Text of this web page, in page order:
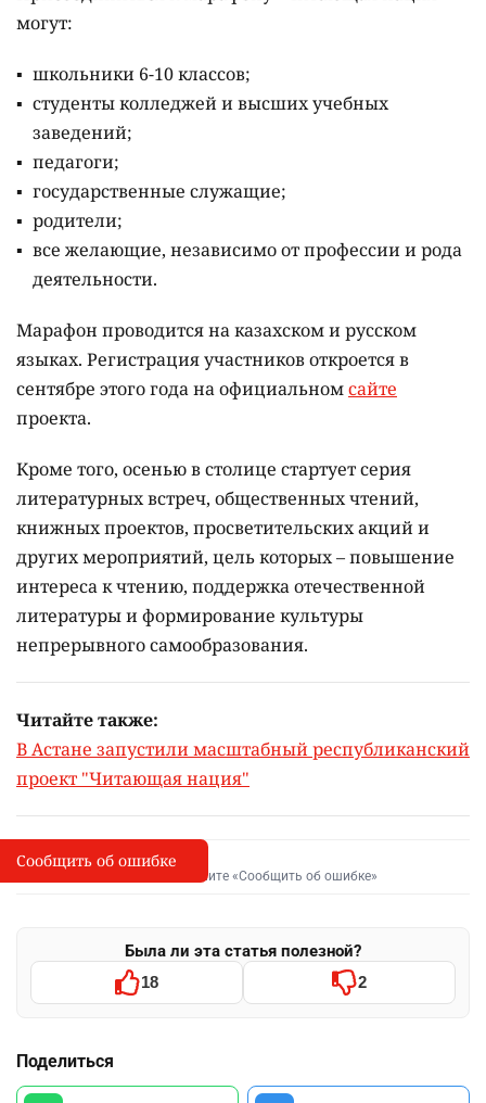
могут:
школьники 6-10 классов;
студенты колледжей и высших учебных
заведений;
педагоги;
государственные служащие;
родители;
все желающие, независимо от профессии и рода
деятельности.
Марафон проводится на казахском и русском
языках. Регистрация участников откроется в
сентябре этого года на официальномсайте
проекта.
Кроме того, осенью в столице стартует серия
литературных встреч, общественных чтений,
книжных проектов, просветительских акций и
других мероприятий, цель которых –повышение
интереса к чтению, поддержка отечественной
литературы и формирование культуры
непрерывного самообразования.
Читайте также:
В Астане запустили масштабный республиканский
проект "Читающая нация"
I
Сообщить об опечатке
Выделите фрагмент и нажмите «Сообщить об ошибке»
Была ли эта статья полезной?
18 2
Поделиться
Сообщить об ошибке